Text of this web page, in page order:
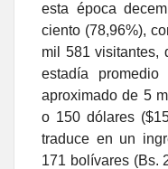
esta época
ciento (78,96%),
mil 581 visitantes,
estadía
aproximado de 5
o 150 dólares
traduce en un
171 bolívares (Bs.